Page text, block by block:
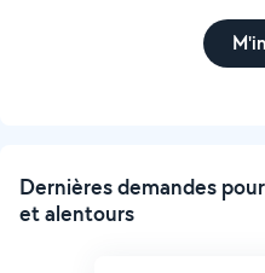
Dernières demandes
et alentours